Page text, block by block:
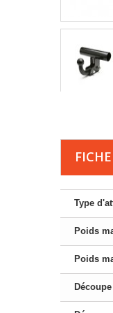
Type
Poids
Poids